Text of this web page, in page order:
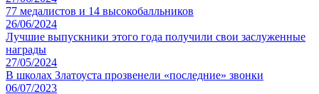
77 медалистов и 14 высокобалльников
26/06/2024
Лучшие выпускники этого года получили свои заслуженные
награды
27/05/2024
В школах Златоуста прозвенели «последние» звонки
06/07/2023